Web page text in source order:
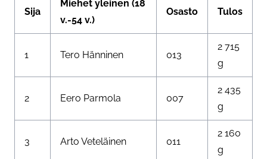
Sija
Miehet yleinen (18
v.-54 v.)
Osasto Tulos
1 Tero Hänninen 013
2 715
g
2 Eero Parmola 007
2 435
g
3 Arto Veteläinen 011
2 160
g